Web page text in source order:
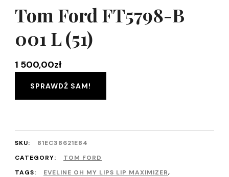
Tom Ford FT5798-B
001 L (51)
1 500,00zł
SPRAWDŹ SAM!
SKU:
81EC38621E84
CATEGORY:
TOM FORD
TAGS:
EVELINE OH MY LIPS LIP MAXIMIZER,